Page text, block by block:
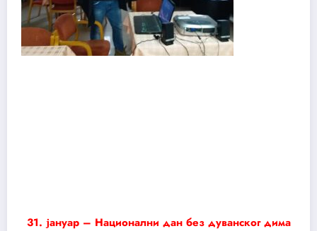
31. јануар – Национални дан без дуванског дима